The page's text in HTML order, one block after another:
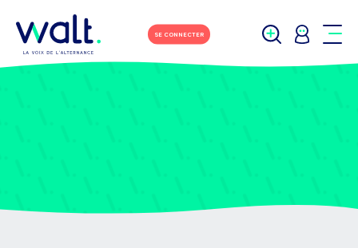
SE CONNECTER